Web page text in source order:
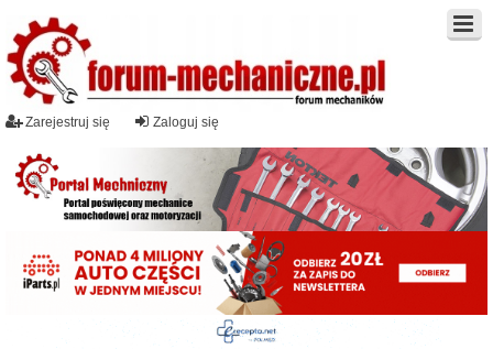
Zaloguj się
Zarejestruj się